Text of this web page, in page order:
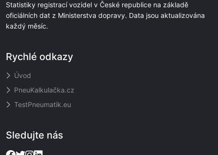
Statistiky registrací vozidel v České republice na základě
oficiálních dat z Ministerstva dopravy. Data jsou aktualizována
každý měsíc.
Rychlé odkazy
Úvod
PneuKalkulačka.cz
TestPneumatik.eu
Sledujte nás